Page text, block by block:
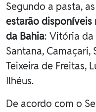
Segundo a pasta, as
estarão disponíveis
da Bahia: Vitória da
Santana, Camaçari,
Teixeira de Freitas,
Ilhéus.
De acordo com o